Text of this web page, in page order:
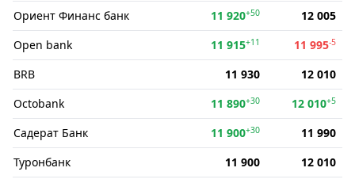
Ориент Финанс банк
11 920+50
12 005
Open bank
11 915+11 11 995-5
BRB 11 930
12 010
Octobank
11 890+30 12 010+5
Садерат Банк 11 900+30
11 990
Туронбанк
11 900
12 010